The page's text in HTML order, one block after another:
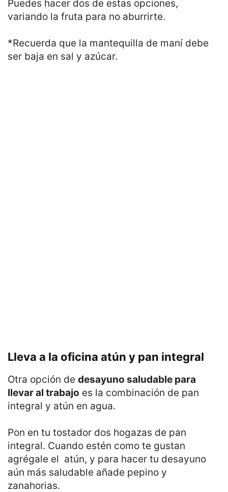
Puedes hacer dos de estas opciones,
variando la fruta para no aburrirte.
*Recuerda que la mantequilla de maní debe
ser baja en sal y azúcar.
Lleva a la oficina atún y pan integral
Otra opción de desayuno saludable para
llevar al trabajo es la combinación de pan
integral y atún en agua.
Pon en tu tostador dos hogazas de pan
integral. Cuando estén como te gustan
agrégale el atún, y para hacer tu desayuno
aún más saludable añade pepino y
zanahorias.